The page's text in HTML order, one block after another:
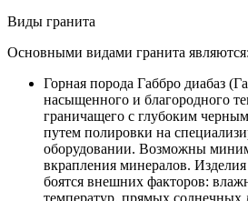
Виды гранита
Основными видами гранита являются:
Горная порода Габбро диабаз
насыщенного и благородного
граничащего с глубоким
путем полировки на
оборудовании. Возможны
вкрапления минералов.
боятся внешних факторов:
температур, прямых солнечных